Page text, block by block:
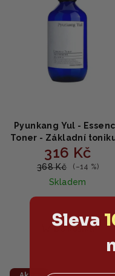
Pyunkang Yul -
Toner - Základní
s hydratačním
200ml
316 Kč
368 Kč (–14 %)
Skladem
Do košíku
Sleva